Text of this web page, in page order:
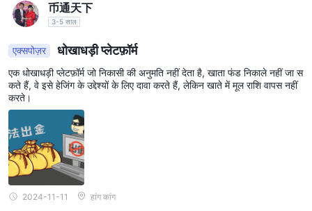
币通天下
3-5 साल
एक्सपोज़र धोखाधड़ी प्लेटफ़ॉर्म
एक धोखाधड़ी प्लेटफ़ॉर्म जो निकासी की अनुमति नहीं देता है, खाता फंड निकाले नहीं जा स
कते हैं, वे इसे हेजिंग के उद्देश्यों के लिए दावा करते हैं, लेकिन खाते में मूल राशि वापस नहीं
करते।
2024-11-11 हांग कांग